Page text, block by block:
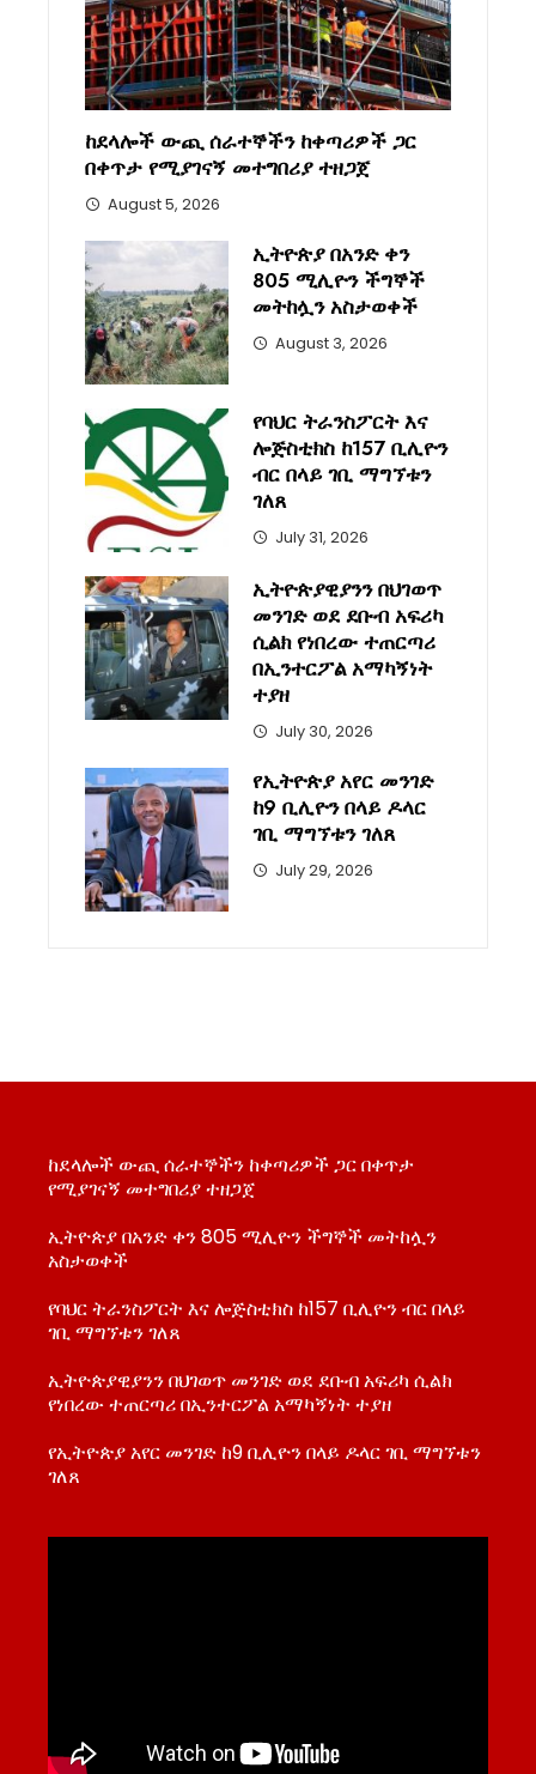
ከደላሎች ውጪ ሰራተኞችን ከቀጣሪዎች ጋር
በቀጥታ የሚያገናኝ መተግበሪያ ተዘጋጀ
August 5, 2026
ኢትዮጵያ በአንድ ቀን
805 ሚሊዮን ችግኞች
መትከሏን አስታወቀች
August 3, 2026
የባህር ትራንስፖርት እና
ሎጅስቲክስ ከ157 ቢሊዮን
ብር በላይ ገቢ ማግኘቱን
ገለጸ
July 31, 2026
ኢትዮጵያዊያንን በህገወጥ
መንገድ ወደ ደቡብ አፍሪካ
ሲልክ የነበረው ተጠርጣሪ
በኢንተርፖል አማካኝነት
ተያዘ
July 30, 2026
የኢትዮጵያ አየር መንገድ
ከ9 ቢሊዮን በላይ ዶላር
ገቢ ማግኘቱን ገለጸ
July 29, 2026
ከደላሎች ውጪ ሰራተኞችን ከቀጣሪዎች ጋር በቀጥታ
የሚያገናኝ መተግበሪያ ተዘጋጀ
ኢትዮጵያ በአንድ ቀን 805 ሚሊዮን ችግኞች መትከሏን
አስታወቀች
የባህር ትራንስፖርት እና ሎጅስቲክስ ከ157 ቢሊዮን ብር በላይ
ገቢ ማግኘቱን ገለጸ
ኢትዮጵያዊያንን በህገወጥ መንገድ ወደ ደቡብ አፍሪካ ሲልክ
የነበረው ተጠርጣሪ በኢንተርፖል አማካኝነት ተያዘ
የኢትዮጵያ አየር መንገድ ከ9 ቢሊዮን በላይ ዶላር ገቢ ማግኘቱን
ገለጸ